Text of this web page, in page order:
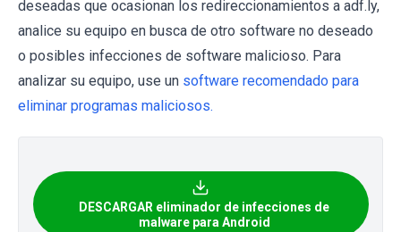
deseadas que ocasionan los redireccionamientos a adf.ly,
analice su equipo en busca de otro software no deseado
o posibles infecciones de software malicioso. Para
analizar su equipo, use un software recomendado para
eliminar programas maliciosos.
DESCARGAR eliminador de infecciones de
malware para Android